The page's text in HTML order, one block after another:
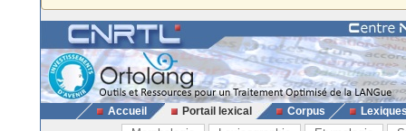
Accueil Portail lexical Corpus